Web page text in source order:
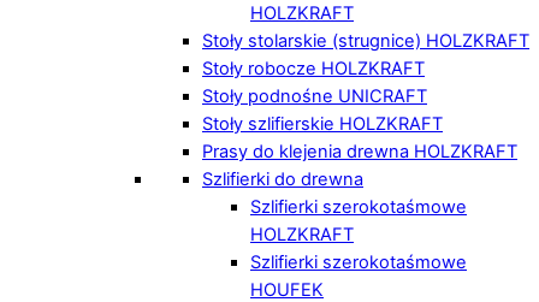
HOLZKRAFT
Stoły stolarskie (strugnice) HOLZKRAFT
Stoły robocze HOLZKRAFT
Stoły podnośne UNICRAFT
Stoły szlifierskie HOLZKRAFT
Prasy do klejenia drewna HOLZKRAFT
Szlifierki do drewna
Szlifierki szerokotaśmowe
HOLZKRAFT
Szlifierki szerokotaśmowe
HOUFEK